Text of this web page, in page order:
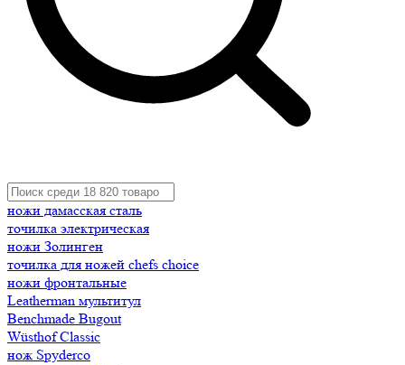
ножи дамасская сталь
точилка электрическая
ножи Золинген
точилка для ножей chefs choice
ножи фронтальные
Leatherman мультитул
Benchmade Bugout
Wüsthof Classic
нож Spyderco